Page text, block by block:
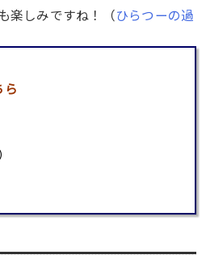
楽しみですね！（ひらつーの過
ら